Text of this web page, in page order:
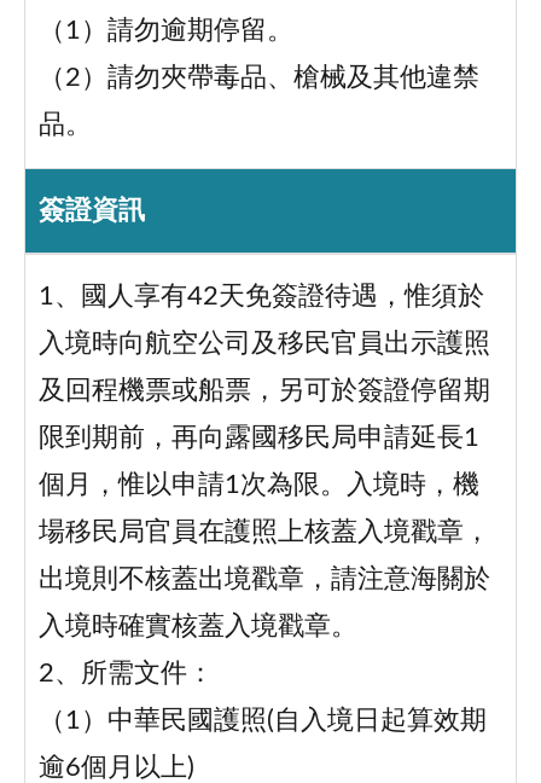
（1）請勿逾期停留。
（2）請勿夾帶毒品、槍械及其他違禁
品。
簽證資訊
1、國人享有42天免簽證待遇，惟須於
入境時向航空公司及移民官員出示護照
及回程機票或船票，另可於簽證停留期
限到期前，再向露國移民局申請延長1
個月，惟以申請1次為限。入境時，機
場移民局官員在護照上核蓋入境戳章，
出境則不核蓋出境戳章，請注意海關於
入境時確實核蓋入境戳章。
2、所需文件：
（1）中華民國護照(自入境日起算效期
逾6個月以上)